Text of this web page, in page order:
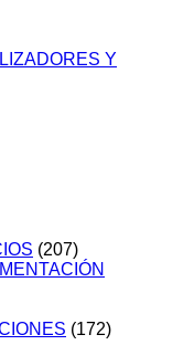
Y
(207)
(172)